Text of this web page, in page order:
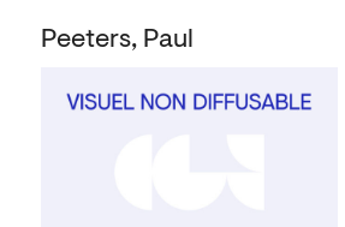
Peeters, Paul